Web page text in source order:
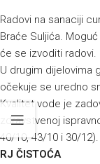
Radovi na sanaciji
Braće Suljića.
će se izvoditi radovi.
U drugim dijelovima
očekuje se uredno
Kvalitet vode je
zdravstvenoj
40/10, 43/10 i 30/12).
RJ ČISTOĆA